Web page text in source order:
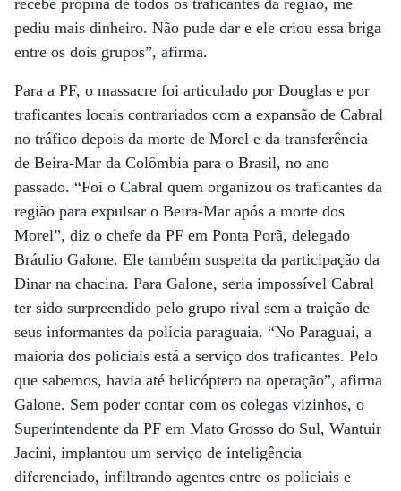
recebe propina de todos os traficantes da região, me
pediu mais dinheiro. Não pude dar e ele criou essa briga
entre os dois grupos”, afirma.
Para a PF, o massacre foi articulado por Douglas e por
traficantes locais contrariados com a expansão de Cabral
no tráfico depois da morte de Morel e da transferência
de Beira-Mar da Colômbia para o Brasil, no ano
passado. “Foi o Cabral quem organizou os traficantes da
região para expulsar o Beira-Mar após a morte dos
Morel”, diz o chefe da PF em Ponta Porã, delegado
Bráulio Galone. Ele também suspeita da participação da
Dinar na chacina. Para Galone, seria impossível Cabral
ter sido surpreendido pelo grupo rival sem a traição de
seus informantes da polícia paraguaia. “No Paraguai, a
maioria dos policiais está a serviço dos traficantes. Pelo
que sabemos, havia até helicóptero na operação”, afirma
Galone. Sem poder contar com os colegas vizinhos, o
Superintendente da PF em Mato Grosso do Sul, Wantuir
Jacini, implantou um serviço de inteligência
diferenciado, infiltrando agentes entre os policiais e